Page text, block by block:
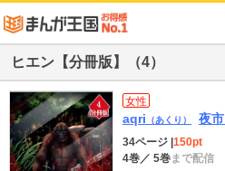
ヒエン【分冊版】（4）
女性
aqri （あくり） 夜市
34ページ 150pt
4巻／ 5巻まで配信